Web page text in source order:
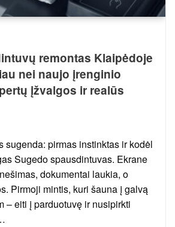
remontas Klaipėdoje
nei naujo įrenginio
įžvalgos ir realūs
sugenda: pirmas instinktas ir kodėl
Sugedo spausdintuvas. Ekrane
dokumentai laukia, o
Pirmoji mintis, kuri šauna į galvą
– eiti į parduotuvę ir nusipirkti